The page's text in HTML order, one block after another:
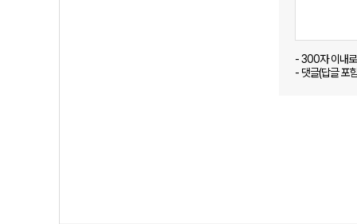
- 300자 이내
- 댓글(답글 포